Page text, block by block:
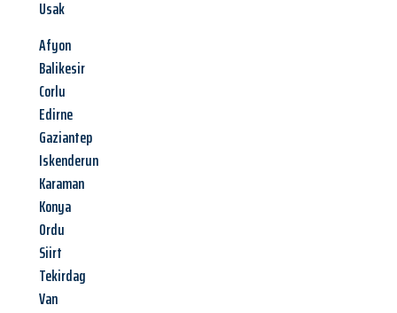
Usak
Afyon
Balikesir
Corlu
Edirne
Gaziantep
Iskenderun
Karaman
Konya
Ordu
Siirt
Tekirdag
Van